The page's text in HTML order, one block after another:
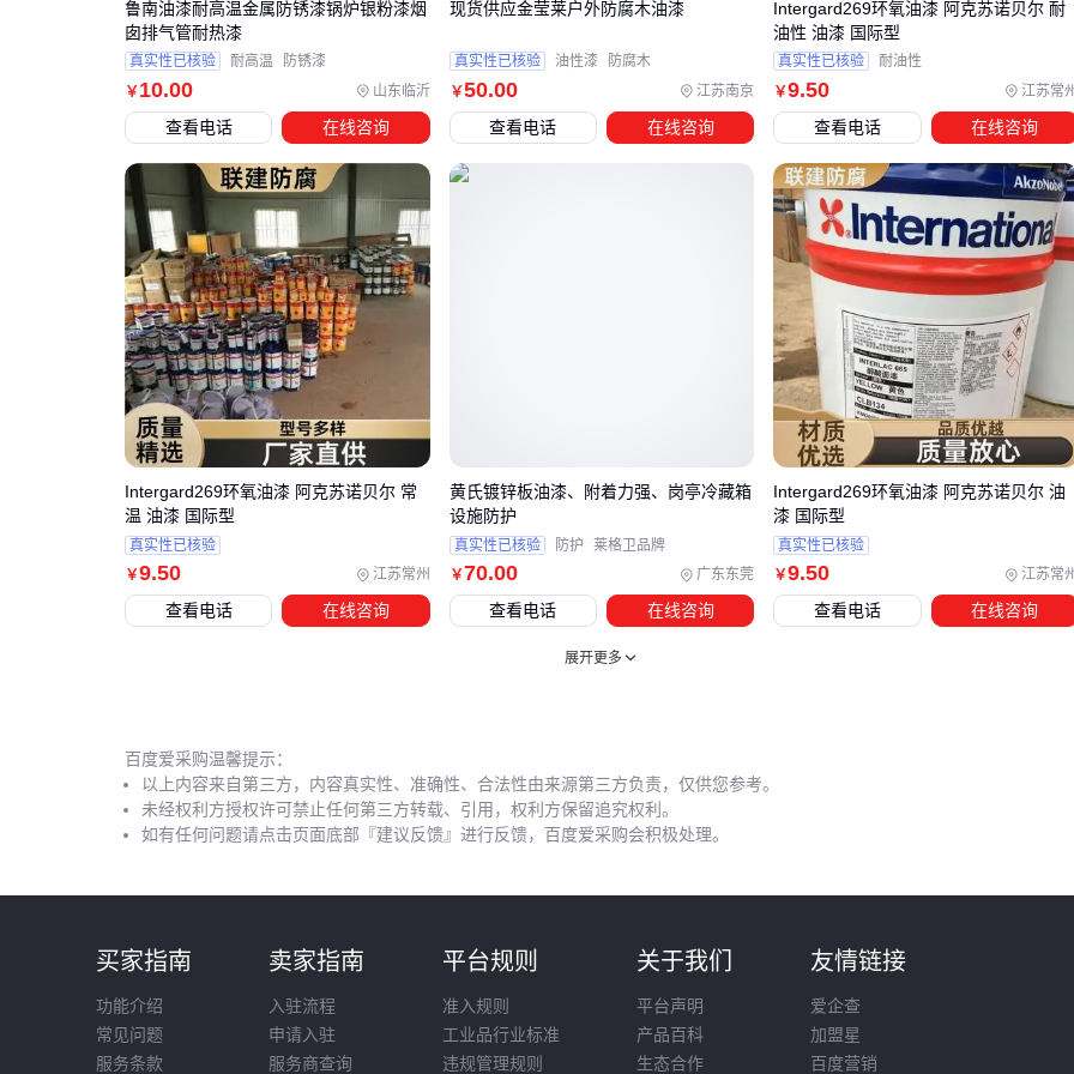
隐患。
核心配套可分为三类：防护装备确保人员安全，搅拌工具保证
油漆均匀性，喷涂设备影响施工效率。例如
尼龙油漆刷
或猪
鬃刷的选择会影响漆面纹理，而防护口罩 和 护目镜
则是化
喷涂场景尤其需要关注设备匹配：
，操作灵活且易于控制出漆量
喷枪
，但需配合空气压缩机并注意粘
过滤网能有效去除油漆杂质，避免喷涂堵塞或表面颗粒
这些配套的隐性成本常被低估——廉价的搅拌棒可能导致颜料
沉淀不均匀，而缺乏防护服可能引发长期健康风险。施工前根
据油漆类型和作业环境列好清单，比临时凑合更节省总体成
本。
五、从开封到养护：延长油漆效能的细节
佐敦油漆的实际性能高度依赖使用方式。未充分搅拌的油漆会
的影响。
容易被忽视的维护细节：
剩余油漆标注好开封日期和颜色编号，优先使用早期批次
这些操作看似琐碎，但能避免因材料浪费或工具损坏带来的二
次投入。专业施工队往往通过标准化流程将这些细节固化，个
人用户同样值得建立简单 checklist。
￥10.00 山东临沂
鲁南油漆耐高温金属防锈漆锅炉银粉漆烟
囱排气管耐热漆
真实性已核验 耐高温 防锈漆
查看电话 在线咨询
￥50.00 江苏南京
现货供应金莹莱户外防腐木油漆
真实性已核验 油性漆 防腐木
查看电话 在线咨询
￥9.50 江苏常
Intergard269环氧油漆 阿克苏诺贝尔 耐
油性 油漆 国际型
真实性已核验 耐油性
查看电话 在线咨询
￥9.50 江苏常州
Intergard269环氧油漆 阿克苏诺贝尔 常
温 油漆 国际型
真实性已核验
查看电话 在线咨询
￥70.00 广东东莞
黄氏镀锌板油漆、附着力强、岗亭冷藏箱
设施防护
真实性已核验 防护 莱格卫品牌
查看电话 在线咨询
￥9.50 江苏常
Intergard269环氧油漆 阿克苏诺贝尔 油
漆 国际型
真实性已核验
查看电话 在线咨询
展开更多
百度爱采购温馨提示：
以上内容来自第三方，内容真实性、准确性、合法性由来源第三方负责，仅供您参考。
未经权利方授权许可禁止任何第三方转载、引用，权利方保留追究权利。
如有任何问题请点击页面底部『建议反馈』进行反馈，百度爱采购会积极处理。
买家指南
功能介绍
常见问题
服务条款
卖家指南
入驻流程
申请入驻
服务商查询
平台规则
准入规则
工业品行业标准
违规管理规则
关于我们
平台声明
产品百科
生态合作
友情链接
爱企查
加盟星
百度营销